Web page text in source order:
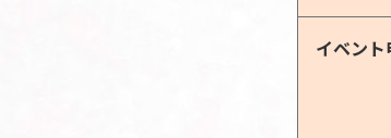
イベン